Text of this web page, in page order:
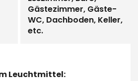
Gästezimmer, Gäste-
WC, Dachboden, Keller,
etc.
Leuchtmittel: